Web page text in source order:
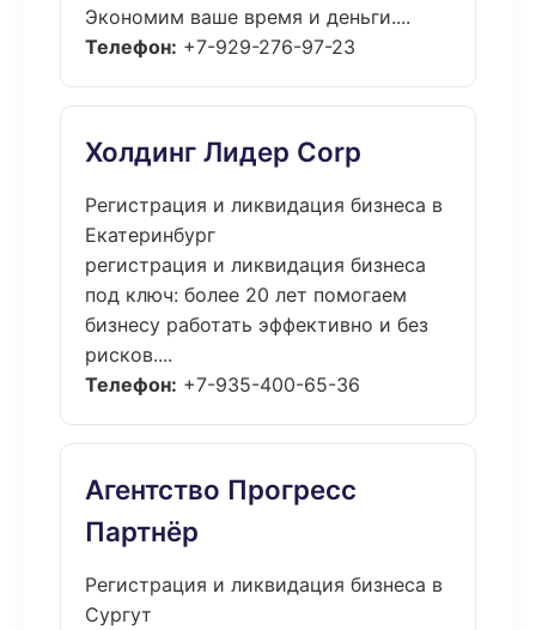
Экономим ваше время и деньги....
Телефон: +7-929-276-97-23
Холдинг Лидер Corp
Регистрация и ликвидация бизнеса в
Екатеринбург
регистрация и ликвидация бизнеса
под ключ: более 20 лет помогаем
бизнесу работать эффективно и без
рисков....
Телефон: +7-935-400-65-36
Агентство Прогресс
Партнёр
Регистрация и ликвидация бизнеса в
Сургут